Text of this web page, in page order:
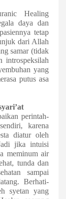
Healing
daya dan
tetap
dari Allah
samar (tidak
introspeksilah
yang
putus asa
perintah-
karena
diatur oleh
jika intuisi
meminum air
, tunda dan
sampai
Berhati-
syetan yang